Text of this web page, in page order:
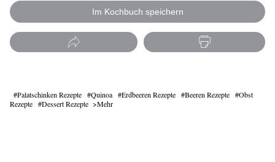
Im Kochbuch speichern
Palatschinken Rezepte Quinoa Erdbeeren Rezepte Beeren Rezepte
Obst
Rezepte
Dessert Rezepte Mehr